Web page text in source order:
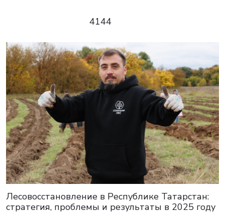
4144
Лесовосстановление в Республике Татарстан:
стратегия, проблемы и результаты в 2025 году